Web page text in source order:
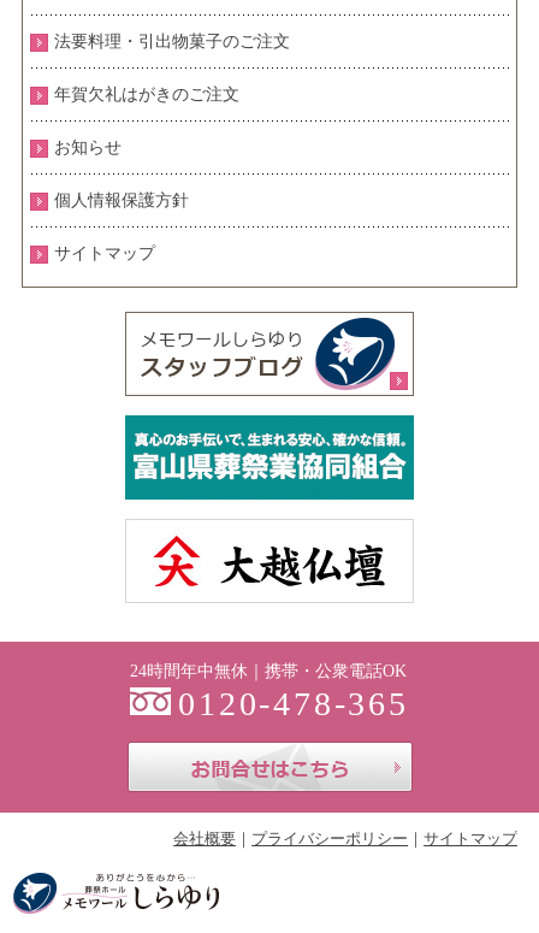
法要料理・引出物菓子のご注文
年賀欠礼はがきのご注文
お知らせ
個人情報保護方針
サイトマップ
24時間年中無休｜携帯・公衆電話OK
0120-478-365
会社概要 プライバシーポリシー サイトマップ